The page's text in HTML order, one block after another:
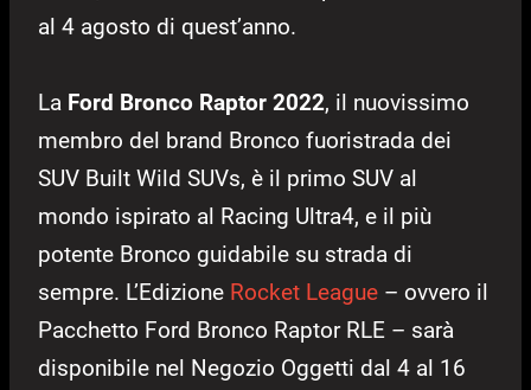
al 4 agosto di quest’anno.
La Ford Bronco Raptor 2022, il nuovissimo
membro del brand Bronco fuoristrada dei
SUV Built Wild SUVs, è il primo SUV al
mondo ispirato al Racing Ultra4, e il più
potente Bronco guidabile su strada di
sempre. L’Edizione Rocket League – ovvero il
Pacchetto Ford Bronco Raptor RLE – sarà
disponibile nel Negozio Oggetti dal 4 al 16